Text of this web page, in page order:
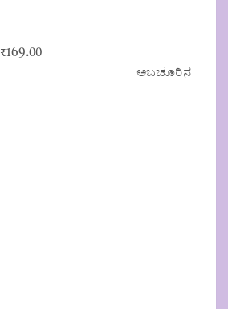
Original
₹169.00Current
ಅಬಚೂರಿನ